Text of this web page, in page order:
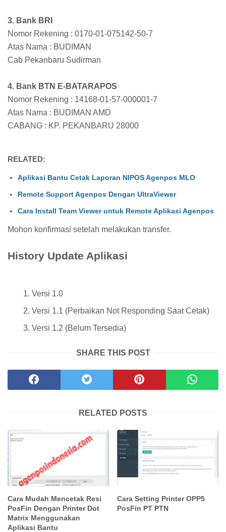
3. Bank BRI
Nomor Rekening : 0170-01-075142-50-7
Atas Nama : BUDIMAN
Cab Pekanbaru Sudirman
4. Bank BTN E-BATARAPOS
Nomor Rekening : 14168-01-57-000001-7
Atas Nama : BUDIMAN AMD
CABANG : KP. PEKANBARU 28000
RELATED:
Aplikasi Bantu Cetak Laporan NIPOS Agenpos MLO
Remote Support Agenpos Dengan UltraViewer
Cara Install Team Viewer untuk Remote Aplikasi Agenpos
Mohon konfirmasi setelah melakukan transfer.
History Update Aplikasi
Versi 1.0
Versi 1.1 (Perbaikan Not Responding Saat Cetak)
Versi 1.2 (Belum Tersedia)
SHARE THIS POST
RELATED POSTS
Cara Mudah Mencetak Resi
PosFin Dengan Printer Dot
Matrix Menggunakan
Aplikasi Bantu
Cara Setting Printer OPP5
PosFin PT PTN